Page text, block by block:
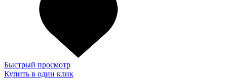
Быстрый просмотр
Купить в один клик